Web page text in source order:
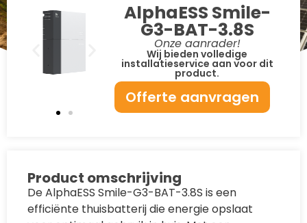
AlphaESS Smile-
G3-BAT-3.8S
Onze aanrader!
Wij bieden volledige
installatieservice aan voor dit
product.
Offerte aanvragen
Product omschrijving
De AlphaESS Smile-G3-BAT-3.8S is een
efficiënte thuisbatterij die energie opslaat